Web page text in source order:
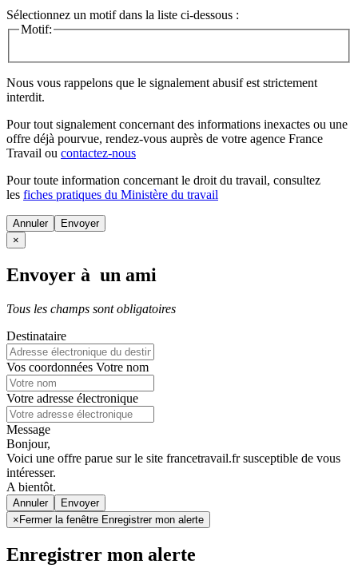
Sélectionnez un motif dans la liste ci-dessous :
Motif:
Nous vous rappelons que le signalement abusif est strictement
interdit.
Pour tout signalement concernant des informations inexactes ou une
offre déjà pourvue, rendez-vous auprès de votre agence France
Travail ou contactez-nous
Pour toute information concernant le droit du travail, consultez
les fiches pratiques du Ministère du travail
Annuler
×
Envoyer à un ami
Tous les champs sont obligatoires
Destinataire
Vos coordonnées Votre nom
Votre adresse électronique
Message
Bonjour,
Voici une offre parue sur le site francetravail.fr susceptible de vous
intéresser.
A bientôt.
Annuler
× Fermer la fenêtre Enregistrer mon alerte
Enregistrer mon alerte